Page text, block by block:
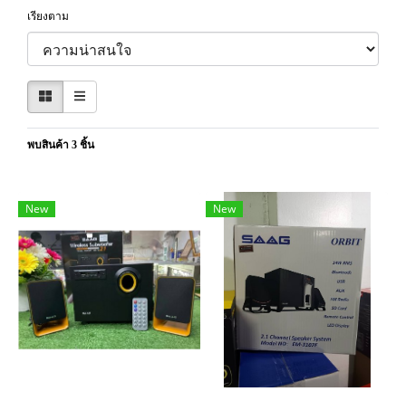
เรียงตาม
พบสินค้า 3 ชิ้น
New New